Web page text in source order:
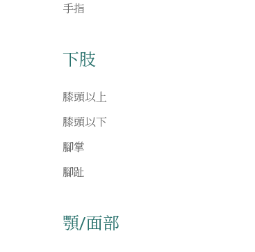
手指
下肢
膝頭以上
膝頭以下
腳掌
腳趾
顎/面部